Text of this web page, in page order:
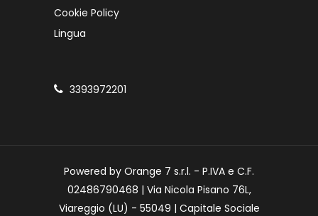
Cookie Policy
Lingua
3393972201
Powered by Orange 7 s.r.l. - P.IVA e C.F.
02486790468 | Via Nicola Pisano 76L,
Viareggio (LU) - 55049 | Capitale Sociale